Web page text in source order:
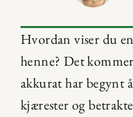
Hvordan viser du
henne? Det
akkurat har begynt
kjærester og